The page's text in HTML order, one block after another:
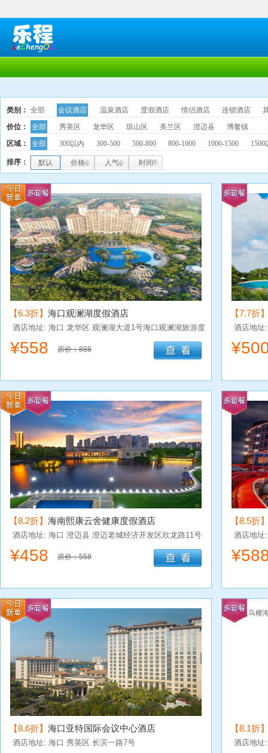
类别： 全部 会议酒店 温泉酒店 度假酒店 情侣酒店 连锁酒店
价位：
全部 秀英区 龙华区 琼山区 美兰区 澄迈县
博鳌镇
区域：
全部 300以内 300-500 500-800 800-1000 1000-1500 1500
排序： 默认 价格 人气 时间
【6.3折】 海口观澜湖度假酒店
酒店地址: 海口 龙华区 观澜湖大道1号海口观澜湖旅游度
假区
¥558 原价：888
【7.7折
酒店地
府，海
¥
【8.2折】 海南熙康云舍健康度假酒店
酒店地址: 海口 澄迈县 澄迈老城经济开发区欣龙路11号
¥458 原价：558
【8.5折
酒店地
¥
【8.6折】 海口亚特国际会议中心酒店
酒店地址: 海口 秀英区 长滨一路7号
【8.1折
酒店地